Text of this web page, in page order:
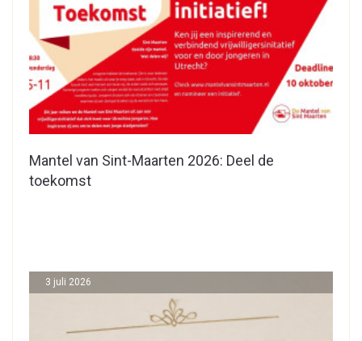
Mantel van Sint-Maarten 2026: Deel de
toekomst
3 juli 2026